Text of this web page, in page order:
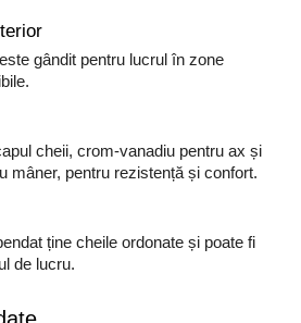
si
gândit pentru lucrul în zone
cheii, crom-vanadiu pentru ax și
mâner, pentru rezistență și confort.
ține cheile ordonate și poate fi
de lucru.